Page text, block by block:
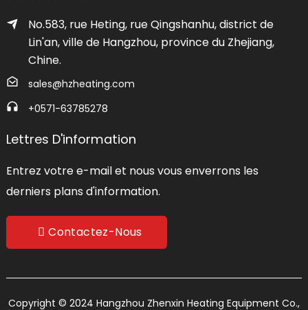
No.583, rue Heting, rue Qingshanhu, district de
Lin'an, ville de Hangzhou, province du Zhejiang,
Chine.
sales@hzheating.com
+0571-63785278
Lettres D'information
Entrez votre e-mail et nous vous enverrons les
derniers plans d'information.
Contactez-Nous
Copyright © 2024 Hangzhou Zhenxin Heating Equipment Co.,